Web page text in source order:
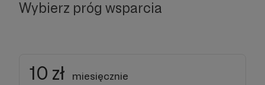
Wybierz próg wsparcia
10 zł miesięcznie